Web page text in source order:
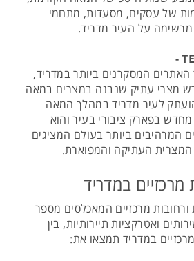
26 קומות של עסקים, מסעדות, מתחמי
מרשימה על העיר מדריד.
המסקרנים ביותר במדריד,
מצרי עתיק שנבנה במצרים במאה
והועתק לעיר מדריד במהלך המאה
מחדש בפארק ציבורי בעיר והוא
המרהיבים ביותר בעולם המציגים
העתיקה והמפוארת.
מרכזיים במדריד
ורחובות מרכזיים המאכלסים מספר
ואטרקציות תיירותיות, בין
במדריד תמצאו את: